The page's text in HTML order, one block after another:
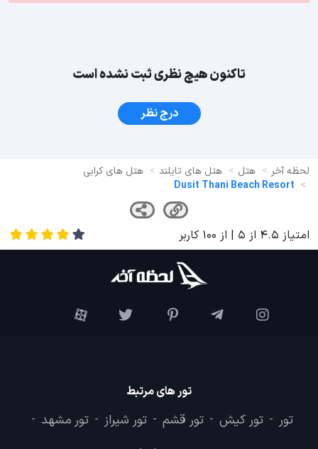
تاکنون هیچ نظری ثبت نشده است
درج نظر
لحظه آخر هتل هتل های تایلند
هتل های کرابی
Dusit Thani Beach Resort
امتیاز 4.5 از 5 | از 100 کاربر
تور های مرتبط
تور - تور کیش - تور قشم - تور شیراز - تور مشهد -